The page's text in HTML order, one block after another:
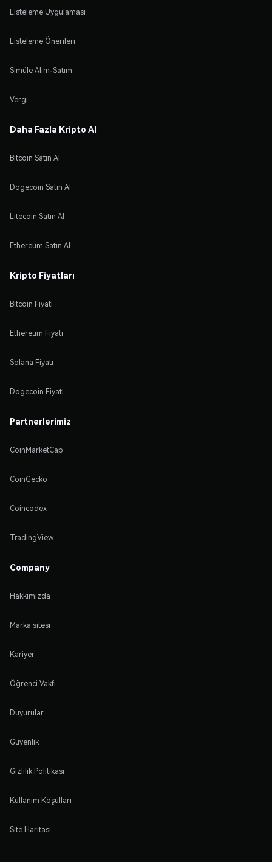
Listeleme Uygulaması
Listeleme Önerileri
Simüle Alım-Satım
Vergi
Daha Fazla Kripto Al
Bitcoin Satın Al
Dogecoin Satın Al
Litecoin Satın Al
Ethereum Satın Al
Kripto Fiyatları
Bitcoin Fiyatı
Ethereum Fiyatı
Solana Fiyatı
Dogecoin Fiyatı
Partnerlerimiz
CoinMarketCap
CoinGecko
Coincodex
TradingView
Company
Hakkımızda
Marka sitesi
Kariyer
Öğrenci Vakfı
Duyurular
Güvenlik
Gizlilik Politikası
Kullanım Koşulları
Site Haritası